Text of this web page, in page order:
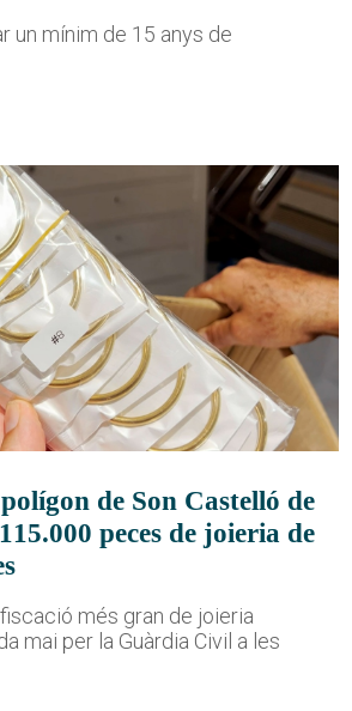
un mínim de 15 anys de
de Son Castelló de
peces de joieria de
més gran de joieria
mai per la Guàrdia Civil a les